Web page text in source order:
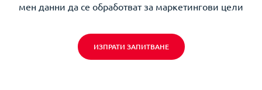
мен данни да се обработват за маркетингови цели
ИЗПРАТИ ЗАПИТВАНЕ